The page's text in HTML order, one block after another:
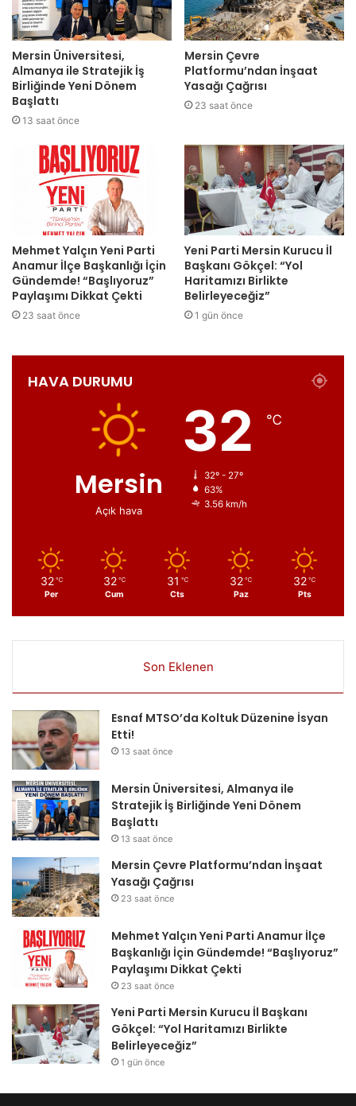
Mersin Üniversitesi,
Almanya ile Stratejik İş
Birliğinde Yeni Dönem
Başlattı
13 saat önce
Mersin Çevre
Platformu’ndan İnşaat
Yasağı Çağrısı
23 saat önce
Mehmet Yalçın Yeni Parti
Anamur İlçe Başkanlığı İçin
Gündemde! “Başlıyoruz”
Paylaşımı Dikkat Çekti
23 saat önce
Yeni Parti Mersin Kurucu İl
Başkanı Gökçel: “Yol
Haritamızı Birlikte
Belirleyeceğiz”
1 gün önce
HAVA DURUMU
Mersin
Açık hava
32 ℃
32º - 27º
63%
3.56 km/h
32 ℃
Per
32 ℃
Cum
31 ℃
Cts
32 ℃
Paz
32 ℃
Pts
Son Eklenen
Esnaf MTSO’da Koltuk Düzenine İsyan
Etti!
13 saat önce
Mersin Üniversitesi, Almanya ile
Stratejik İş Birliğinde Yeni Dönem
Başlattı
13 saat önce
Mersin Çevre Platformu’ndan İnşaat
Yasağı Çağrısı
23 saat önce
Mehmet Yalçın Yeni Parti Anamur İlçe
Başkanlığı İçin Gündemde! “Başlıyoruz”
Paylaşımı Dikkat Çekti
23 saat önce
Yeni Parti Mersin Kurucu İl Başkanı
Gökçel: “Yol Haritamızı Birlikte
Belirleyeceğiz”
1 gün önce